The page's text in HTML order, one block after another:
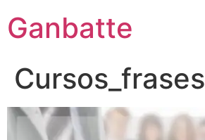
Ganbatte
Cursos_frases